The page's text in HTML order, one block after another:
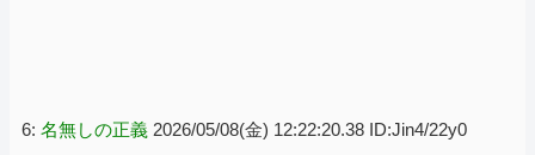
6: 名無しの正義 2026/05/08(金) 12:22:20.38 ID:Jin4/22y0